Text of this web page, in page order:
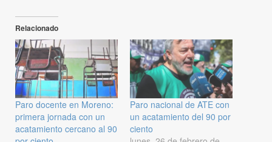
Relacionado
Paro docente en Moreno:
primera jornada con un
acatamiento cercano al 90
Paro nacional de ATE con
un acatamiento del 90 por
ciento